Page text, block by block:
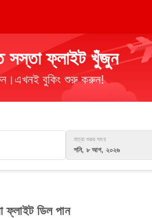
ফ্লাইট খুঁজুন
বুকিং শুরু করুন!
যাত্রা শুরুর সময়
শনি, ৮ আগ, ২০২৬
ডিল পান